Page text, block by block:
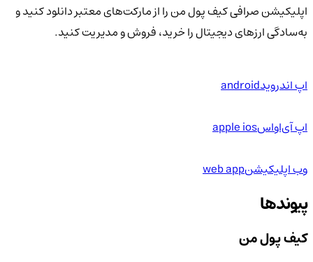
اپلیکیشن صرافی کیف پول من را از مارکت‌های معتبر دانلود کنید و
به‌سادگی ارزهای دیجیتال را خرید، فروش و مدیریت کنید.
اپ اندرویدandroid
اپ آی‌او‌اسapple ios
وب اپلیکیشنweb app
پیوندها
کیف پول من